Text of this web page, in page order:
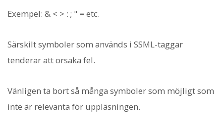
Exempel: & < > : ; " = etc.
Särskilt symboler som används i SSML-taggar
tenderar att orsaka fel.
Vänligen ta bort så många symboler som möjligt som
inte är relevanta för uppläsningen.